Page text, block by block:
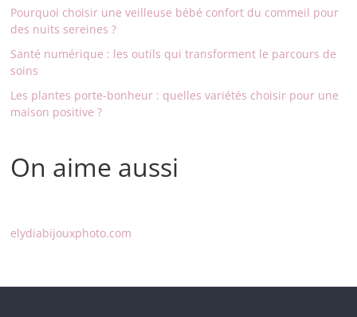
Pourquoi choisir une veilleuse bébé confort du commeil pour
des nuits sereines ?
Santé numérique : les outils qui transforment le parcours de
soins
Les plantes porte-bonheur : quelles variétés choisir pour une
maison positive ?
On aime aussi
elydiabijouxphoto.com